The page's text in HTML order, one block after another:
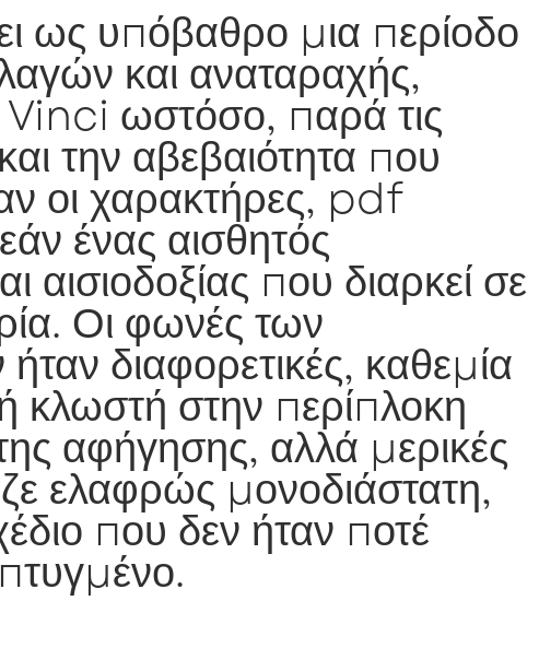
ως υπόβαθρο μια περίοδο
και αναταραχής,
ωστόσο, παρά τις
την αβεβαιότητα που
οι χαρακτήρες, pdf
ένας αισθητός
αισιοδοξίας που διαρκεί σε
Οι φωνές των
διαφορετικές, καθεμία
κλωστή στην περίπλοκη
αφήγησης, αλλά μερικές
ελαφρώς μονοδιάστατη,
που δεν ήταν ποτέ